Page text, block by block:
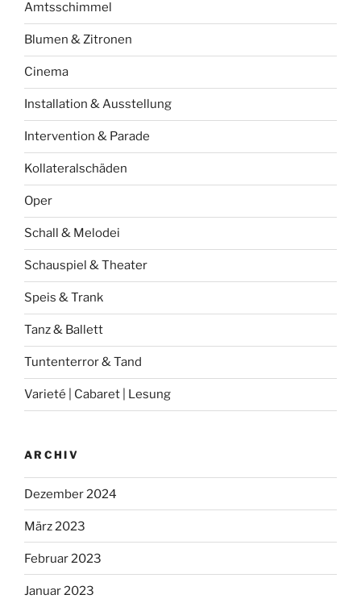
Amtsschimmel
Blumen & Zitronen
Cinema
Installation & Ausstellung
Intervention & Parade
Kollateralschäden
Oper
Schall & Melodei
Schauspiel & Theater
Speis & Trank
Tanz & Ballett
Tuntenterror & Tand
Varieté | Cabaret | Lesung
ARCHIV
Dezember 2024
März 2023
Februar 2023
Januar 2023